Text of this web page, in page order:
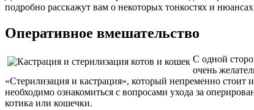
подробно расскажут вам о некоторых тонкостях и
Оперативное вмешательство
С одной
очень
«Стерилизация и кастрация», который непременно
необходимо ознакомиться с вопросами ухода за
котика или кошечки.